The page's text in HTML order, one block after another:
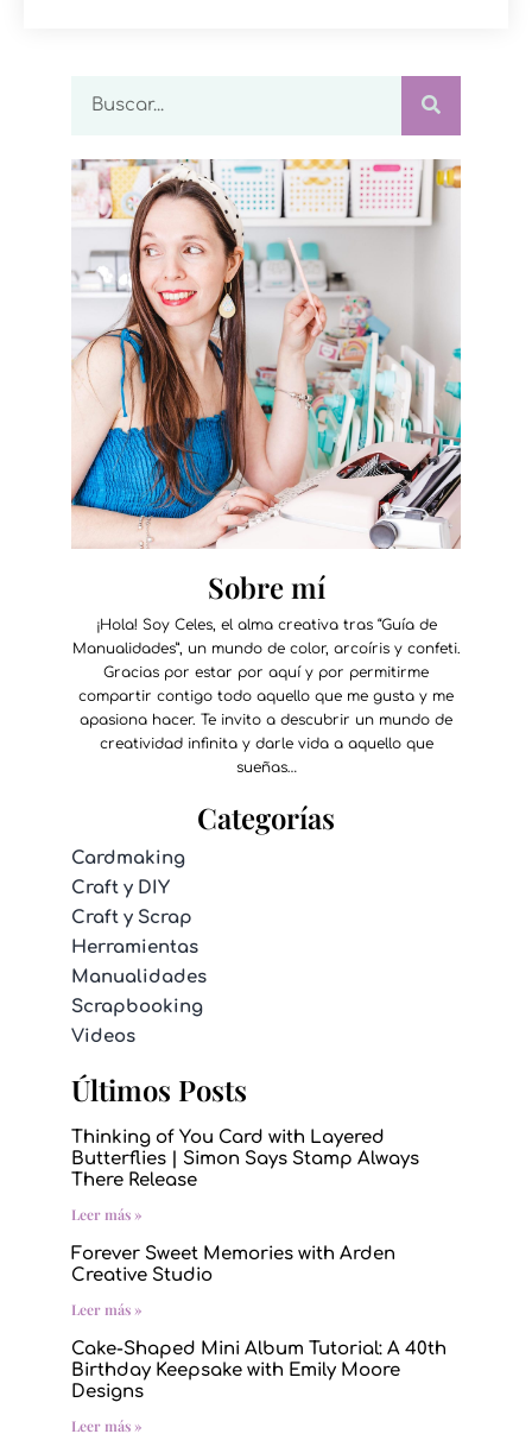
Sobre mí
¡Hola! Soy Celes, el alma creativa tras “Guía de
Manualidades”, un mundo de color, arcoíris y confeti.
Gracias por estar por aquí y por permitirme
compartir contigo todo aquello que me gusta y me
apasiona hacer. Te invito a descubrir un mundo de
creatividad infinita y darle vida a aquello que
sueñas…
Categorías
Cardmaking
Craft y DIY
Craft y Scrap
Herramientas
Manualidades
Scrapbooking
Videos
Últimos Posts
Thinking of You Card with Layered
Butterflies | Simon Says Stamp Always
There Release
Leer más »
Forever Sweet Memories with Arden
Creative Studio
Leer más »
Cake-Shaped Mini Album Tutorial: A 40th
Birthday Keepsake with Emily Moore
Designs
Leer más »